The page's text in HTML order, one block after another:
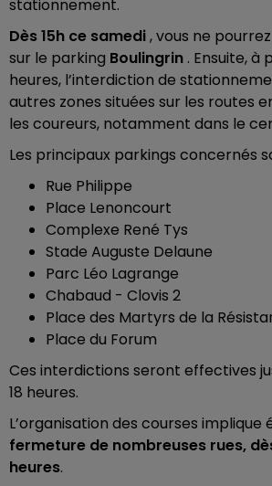
stationnement.
Dès 15h ce samedi, vous ne
sur le parking Boulingrin . Ensuite, à
heures, l’interdiction de
autres zones situées sur les routes
les coureurs, notamment dans le
Les principaux parkings concernés
Rue Philippe
Place Lenoncourt
Complexe René Tys
Stade Auguste Delaune
Parc Léo Lagrange
Chabaud - Clovis 2
Place des Martyrs de la
Place du Forum
Ces interdictions seront effectives
18 heures.
L’organisation des courses implique
fermeture de nombreuses rues,
heures.